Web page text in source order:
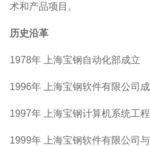
术和产品项目。
历史沿革
1978年 上海宝钢自动化部成立
1996年 上海宝钢软件有限公司
1997年 上海宝钢计算机系统工
1999年 上海宝钢软件有限公司